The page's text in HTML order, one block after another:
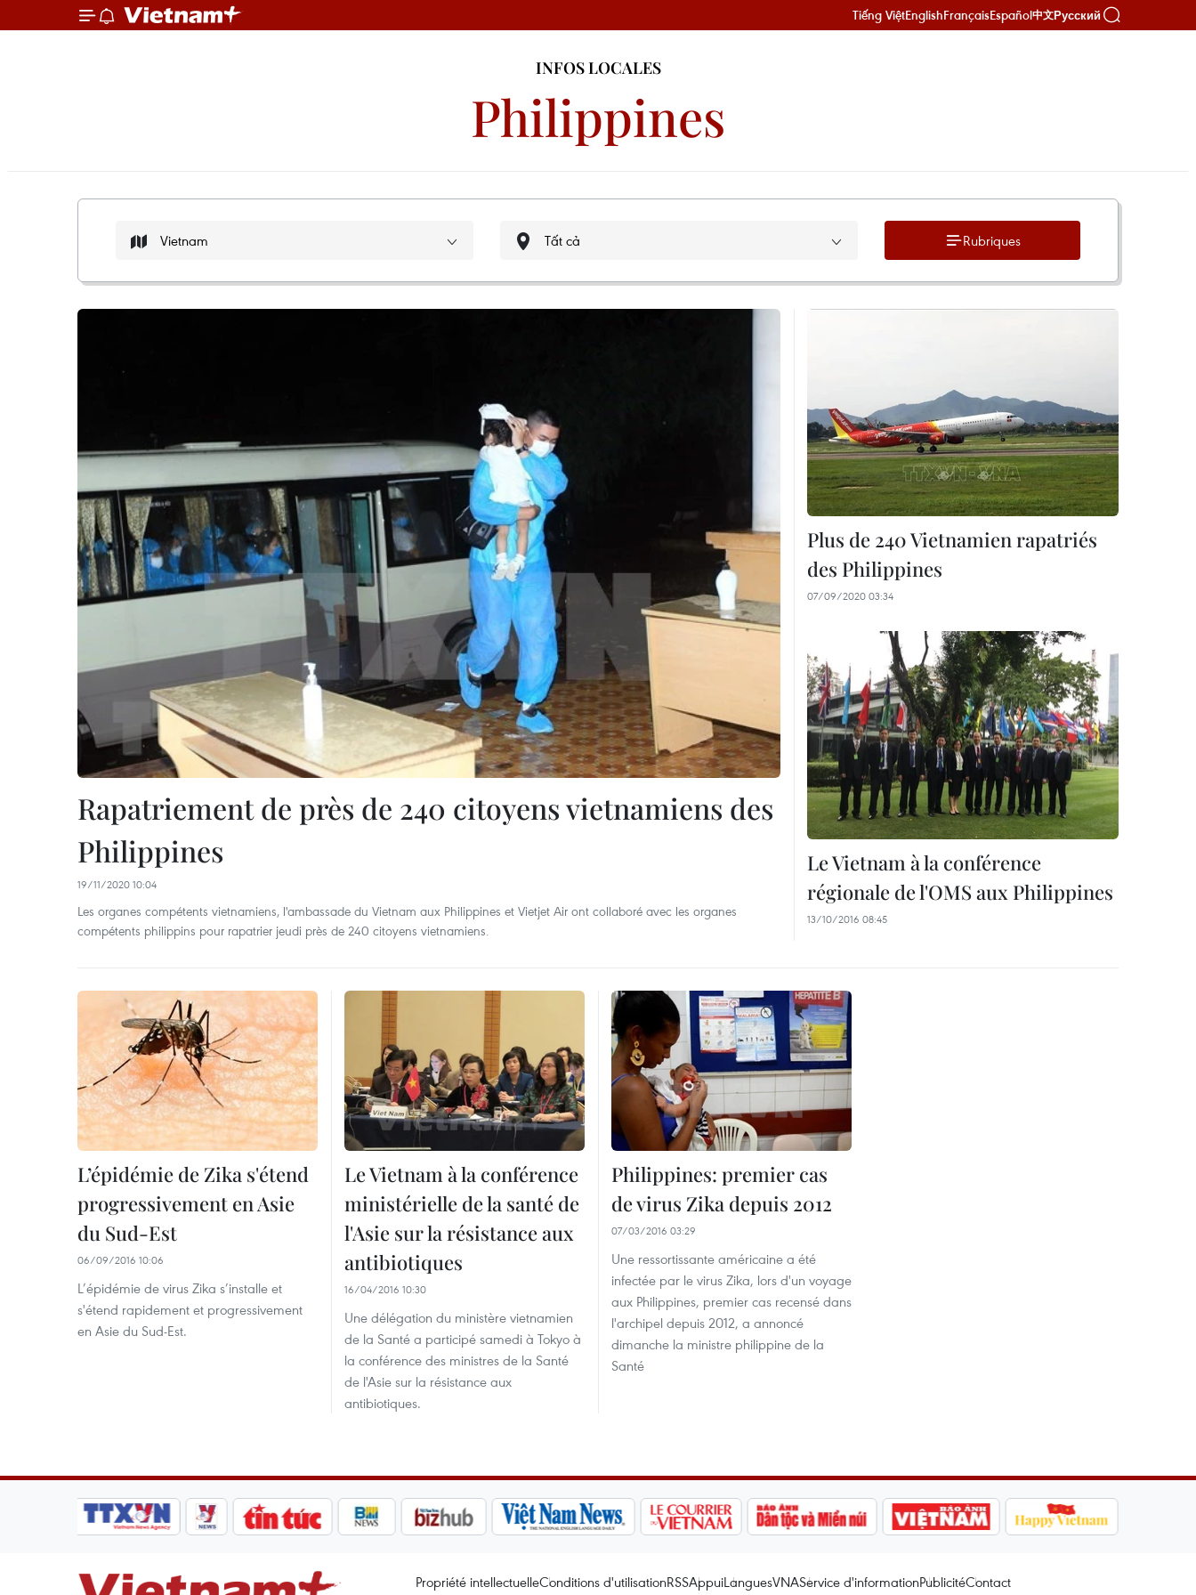
Tiếng ViệtEnglishFrançaisEspañol中文Русский
INFOS LOCALES
Philippines
Rubriques
Rapatriement de près de 240 citoyens vietnamiens des
Philippines
19/11/2020 10:04
Les organes compétents vietnamiens, l'ambassade du Vietnam aux Philippines et Vietjet Air ont collaboré avec les organes
compétents philippins pour rapatrier jeudi près de 240 citoyens vietnamiens.
Plus de 240 Vietnamien rapatriés
des Philippines
07/09/2020 03:34
Le Vietnam à la conférence
régionale de l'OMS aux Philippines
13/10/2016 08:45
L’épidémie de Zika s'étend
progressivement en Asie
du Sud-Est
06/09/2016 10:06
L’épidémie de virus Zika s’installe et
s'étend rapidement et progressivement
en Asie du Sud-Est.
Le Vietnam à la conférence
ministérielle de la santé de
l'Asie sur la résistance aux
antibiotiques
16/04/2016 10:30
Une délégation du ministère vietnamien
de la Santé a participé samedi à Tokyo à
la conférence ​des ministres de la Santé
de l'Asie sur la résistance aux
antibiotiques.
Philippines: premier cas
de virus Zika depuis 2012
07/03/2016 03:29
Une ressortissante américaine a été
infectée par le virus Zika, lors d'un voyage
aux Philippines, premier cas recensé dans
l'archipel depuis 2012, a annoncé
dimanche la ministre philippine de la
Santé
Propriété intellectuelleConditions d'utilisationRSSAppuiLanguesVNAService d'informationPublicitéContact